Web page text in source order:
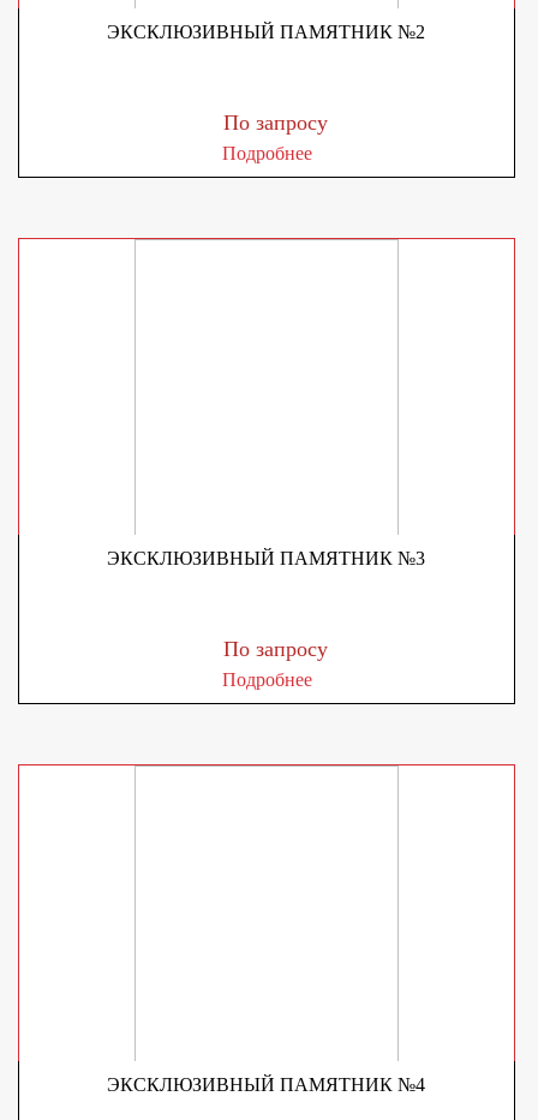
ЭКСКЛЮЗИВНЫЙ ПАМЯТНИК №2
По запросу
Подробнее
ЭКСКЛЮЗИВНЫЙ ПАМЯТНИК №3
По запросу
Подробнее
ЭКСКЛЮЗИВНЫЙ ПАМЯТНИК №4